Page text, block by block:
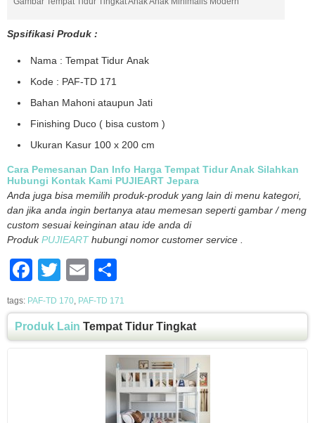
Spsifikasi Produk :
Nama : Tempat Tidur Anak
Kode : PAF-TD 171
Bahan Mahoni ataupun Jati
Finishing Duco ( bisa custom )
Ukuran Kasur 100 x 200 cm
Cara Pemesanan Dan Info Harga Tempat Tidur Anak Silahkan
Hubungi Kontak Kami PUJIEART Jepara
Anda juga bisa memilih produk-produk yang lain di menu kategori,
dan jika anda ingin bertanya atau memesan seperti gambar / meng
custom sesuai keinginan atau ide anda di
ProdukPUJIEARThubungi nomor customer service .
Facebook
Twitter
Email
tags: PAF-TD 170 PAF-TD 171
Produk Lain Tempat Tidur Tingkat